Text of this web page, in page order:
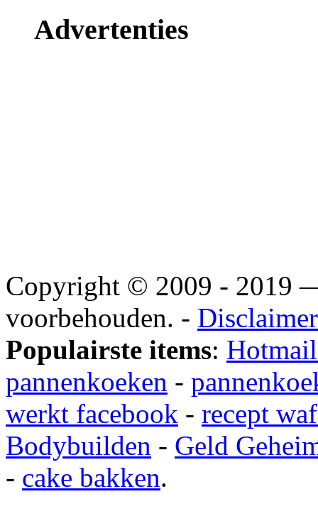
Advertenties
Copyright © 2009 - 2019
voorbehouden. - Disclaimer
Populairste items:
pannenkoeken -
werkt facebook - recept
Bodybuilden - Geld
- cake bakken.